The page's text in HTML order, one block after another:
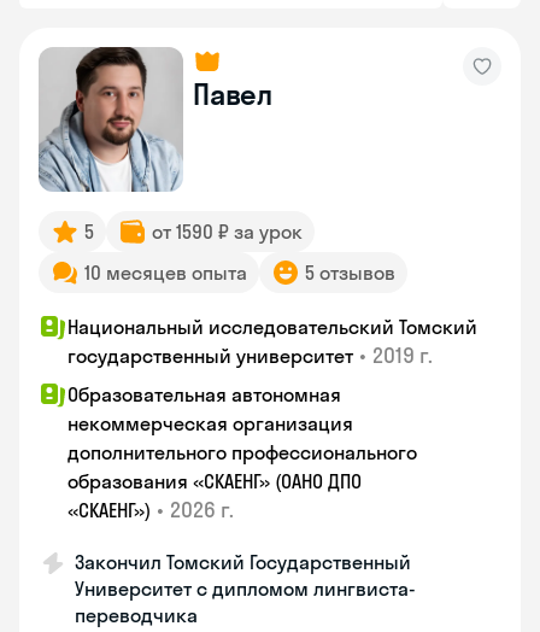
Павел
5
от 1590 ₽ за урок
10 месяцев опыта
5 отзывов
Национальный исследовательский Томский
государственный университет • 2019 г.
Образовательная автономная
некоммерческая организация
дополнительного профессионального
образования «СКАЕНГ» (ОАНО ДПО
«СКАЕНГ») • 2026 г.
Закончил Томский Государственный
Университет с дипломом лингвиста-
переводчика